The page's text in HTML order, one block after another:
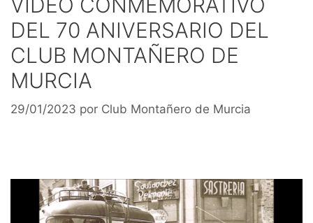
DEL 70 ANIVERSARIO DEL
CLUB MONTAÑERO DE
MURCIA
29/01/2023 por Club Montañero de Murcia